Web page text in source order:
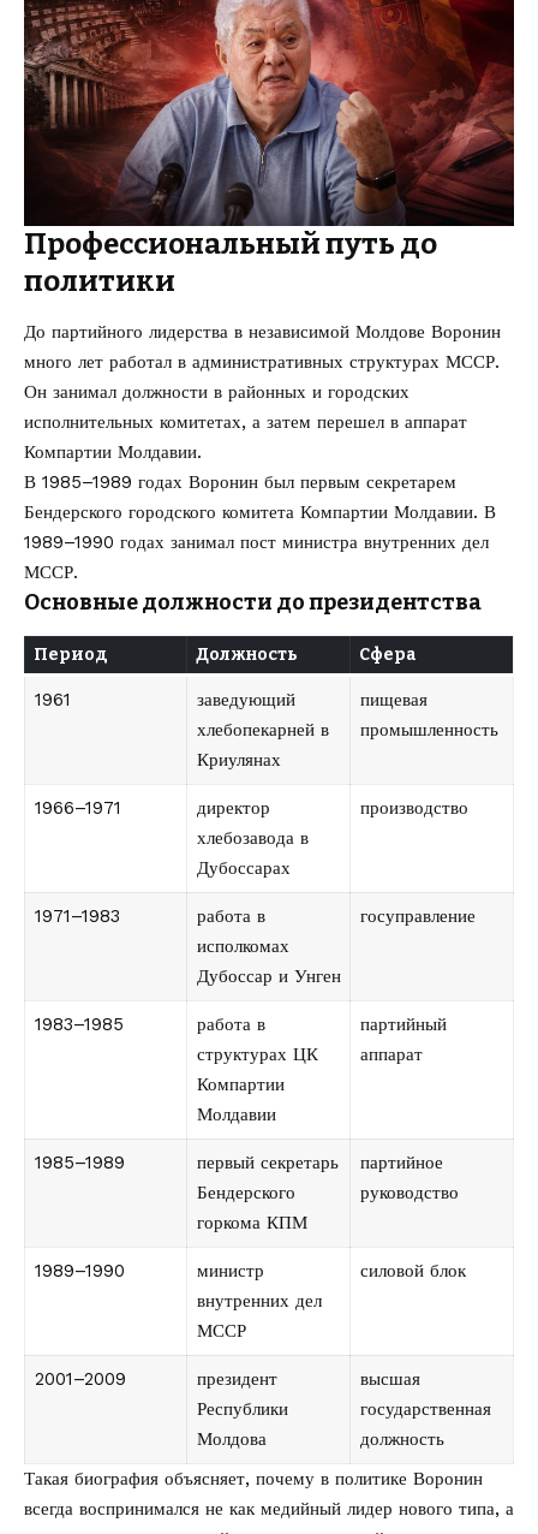
Профессиональный путь до
политики
До партийного лидерства в независимой Молдове Воронин
много лет работал в административных структурах МССР.
Он занимал должности в районных и городских
исполнительных комитетах, а затем перешел в аппарат
Компартии Молдавии.
В 1985–1989 годах Воронин был первым секретарем
Бендерского городского комитета Компартии Молдавии. В
1989–1990 годах занимал пост министра внутренних дел
МССР.
Основные должности до президентства
Период Должность Сфера
1961
заведующий
хлебопекарней в
Криулянах
пищевая
промышленность
1966–1971
директор
хлебозавода в
Дубоссарах
производство
1971–1983
работа в
исполкомах
Дубоссар и Унген
госуправление
1983–1985
работа в
структурах ЦК
Компартии
Молдавии
партийный
аппарат
1985–1989
первый секретарь
Бендерского
горкома КПМ
партийное
руководство
1989–1990
министр
внутренних дел
МССР
силовой блок
2001–2009
президент
Республики
Молдова
высшая
государственная
должность
Такая биография объясняет, почему в политике Воронин
всегда воспринимался не как медийный лидер нового типа, а